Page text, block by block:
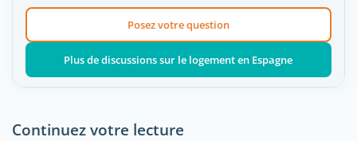
Posez votre question
Plus de discussions sur le logement en Espagne
Continuez votre lecture